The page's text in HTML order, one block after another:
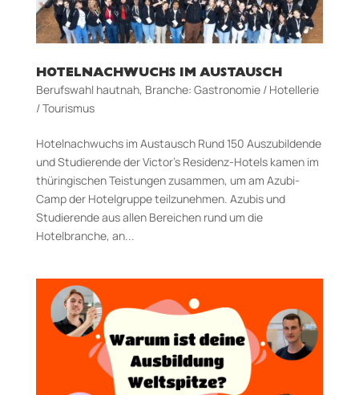
HOTELNACHWUCHS IM AUSTAUSCH
Berufswahl hautnah, Branche: Gastronomie / Hotellerie
/ Tourismus
Hotelnachwuchs im Austausch Rund 150 Auszubildende
und Studierende der Victor’s Residenz-Hotels kamen im
thüringischen Teistungen zusammen, um am Azubi-
Camp der Hotelgruppe teilzunehmen. Azubis und
Studierende aus allen Bereichen rund um die
Hotelbranche, an...